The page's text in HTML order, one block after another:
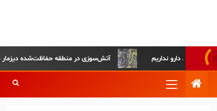
آتش‌سوزی در منطقه حفاظت‌شده دیزمار مهار شد